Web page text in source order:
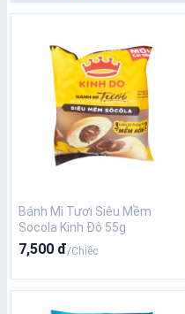
Bánh Mì Tươi Siêu Mềm
Socola Kinh Đô 55g
7,500 đ/Chiếc